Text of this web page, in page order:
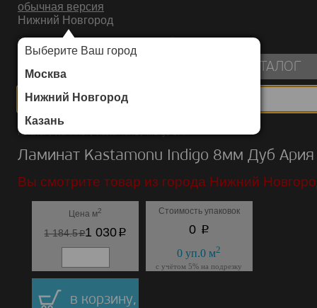
обычная версия
Нижний Новгород
Выберите Ваш город
Москва
Нижний Новгород
Казань
ИНТЕРНЕТ-МАГАЗИН НАПОЛЬНЫХ ПОКРЫТИЙ
КАТАЛОГ
Каталог/Ламинат/Kastamonu/Indigo 8мм
Ламинат Kastamonu Indigo 8мм Дуб Ария
Вы смотрите товар из города Нижний
Цена м2
1 184.5p1 030p
Стоимость упаковок
0 p
0 уп.0 м2
с учётом 5% на подрезку
в корзину,